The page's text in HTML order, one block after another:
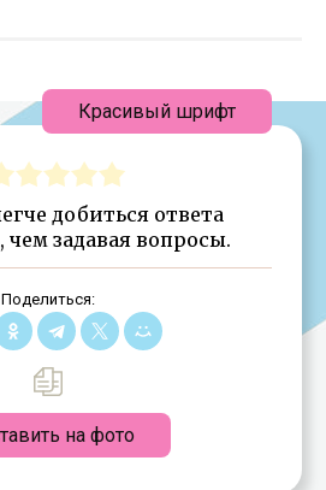
добиться ответа
задавая вопросы.
Поделиться:
на фото
Красивый шрифт